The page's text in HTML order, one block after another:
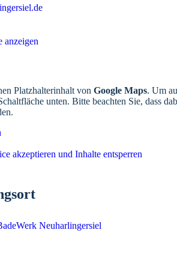
anzeigen
Neuharlingersiel
Platzhalterinhalt von Google Maps. Um
unten. Bitte beachten Sie, dass
akzeptieren und Inhalte entsperren